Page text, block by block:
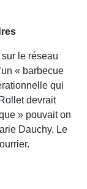
le réseau
« barbecue
qui
devrait
» pouvait on
Dauchy. Le